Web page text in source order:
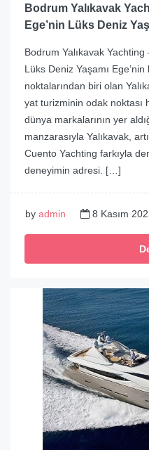
Bodrum Yalıkavak
Ege’nin Lüks Deniz
Bodrum Yalıkavak
Lüks Deniz Yaşamı
noktalarından biri olan
yat turizminin odak noktası
dünya markalarının yer
manzarasıyla Yalıkavak,
Cuento Yachting farkıyla
deneyimin adresi. […]
by admin 8 Kasım